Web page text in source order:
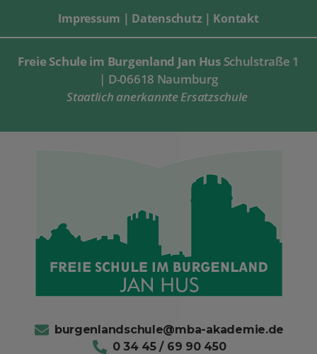
Freie Schule im Burgenland Jan HusSchulstraße 1
| D-06618 Naumburg
Staatlich anerkannte Ersatzschule
Impressum | Datenschutz| Kontakt
burgenlandschule@mba-akademie.de
0 34 45 / 69 90 450